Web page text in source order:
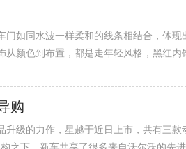
如同水波一样柔和的线条相结合，体
颜色到布置，都是走年轻风格，黑红
购
升级的力作，星越于近日上市，共有三